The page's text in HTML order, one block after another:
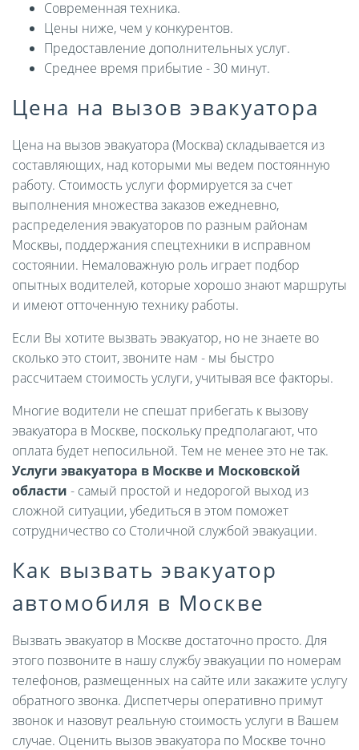
Современная техника.
Цены ниже, чем у конкурентов.
Предоставление дополнительных услуг.
Среднее время прибытие - 30 минут.
Цена на вызов эвакуатора
Цена на вызов эвакуатора (Москва) складывается из
составляющих, над которыми мы ведем постоянную
работу. Стоимость услуги формируется за счет
выполнения множества заказов ежедневно,
распределения эвакуаторов по разным районам
Москвы, поддержания спецтехники в исправном
состоянии. Немаловажную роль играет подбор
опытных водителей, которые хорошо знают маршруты
и имеют отточенную технику работы.
Если Вы хотите вызвать эвакуатор, но не знаете во
сколько это стоит, звоните нам - мы быстро
рассчитаем стоимость услуги, учитывая все факторы.
Многие водители не спешат прибегать к вызову
эвакуатора в Москве, поскольку предполагают, что
оплата будет непосильной. Тем не менее это не так.
Услуги эвакуатора в Москве и Московской
области - самый простой и недорогой выход из
сложной ситуации, убедиться в этом поможет
сотрудничество со Столичной службой эвакуации.
Как вызвать эвакуатор
автомобиля в Москве
Вызвать эвакуатор в Москве достаточно просто. Для
этого позвоните в нашу службу эвакуации по номерам
телефонов, размещенных на сайте или закажите услугу
обратного звонка. Диспетчеры оперативно примут
звонок и назовут реальную стоимость услуги в Вашем
случае. Оценить вызов эвакуатора по Москве точно